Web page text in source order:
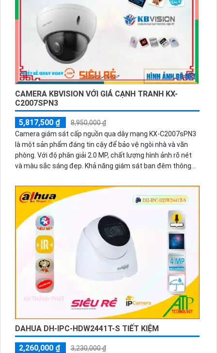
CAMERA KBVISION VỚI GIÁ CẠNH TRANH KX-
C2007SPN3
5,817,500 ₫
8,950,000 ₫
Camera giám sát cấp nguồn qua dây mạng KX-C2007sPN3
là một sản phẩm đáng tin cậy để bảo vệ ngôi nhà và văn
phòng. Với độ phân giải 2.0 MP, chất lượng hình ảnh rõ nét
và màu sắc sáng đẹp. Khả năng giám sát ban đêm thông
cả khi trời tối. Sản phẩm sử dụng công nghệ hình ảnh IP
POE giúp truyền tải hình ảnh qua mạng một cách dễ dàng
và ổn định. Với công nghệ hồng ngoại SMD, camera có khả
năng chụp hình rõ nét ngay cả trong điều kiện ánh sáng yếu.
Thiết kế camera tinh tế và sang trọng, có khả năng xoay
360 độ giúp bạn quan sát trong mọi góc độ. Sản phẩm cũng
tích hợp chức năng báo động chống trộm PIR, cho phép bạn
được thông báo ngay khi phát hiện sự xâm nhập trái phép.
Camera giám sát cấp nguồn qua dây mạng KX-C2007sPN3
là sự lựa chọn hoàn hảo cho nhu cầu bảo vệ an ninh của
DAHUA DH-IPC-HDW2441T-S TIẾT KIỆM
2,260,000 ₫
3,230,000 ₫